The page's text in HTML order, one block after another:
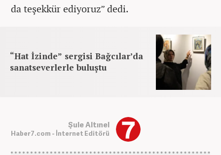
da teşekkür ediyoruz” dedi.
“Hat İzinde” sergisi Bağcılar’da
sanatseverlerle buluştu
Şule Altınel
Haber7.com - İnternet Editörü